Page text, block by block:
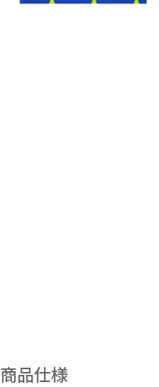
商品仕様